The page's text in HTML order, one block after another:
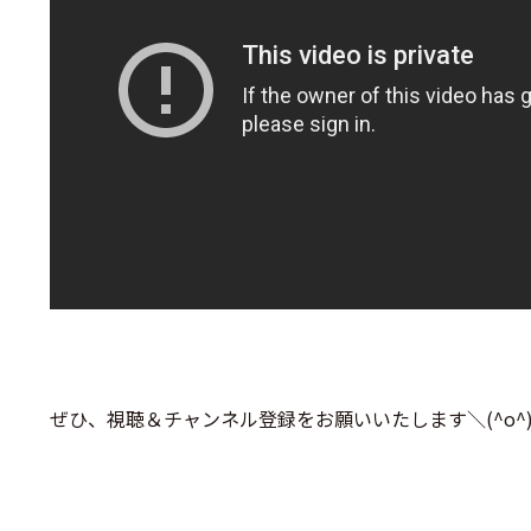
ぜひ、視聴＆チャンネル登録をお願いいたします＼